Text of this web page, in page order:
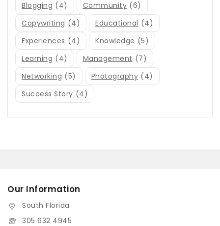
Blogging (4) Community (6)
Copywriting (4) Educational (4)
Experiences (4) Knowledge (5)
Learning (4) Management (7)
Networking (5) Photography (4)
Success Story (4)
Our Information
South Florida
305 632 4945